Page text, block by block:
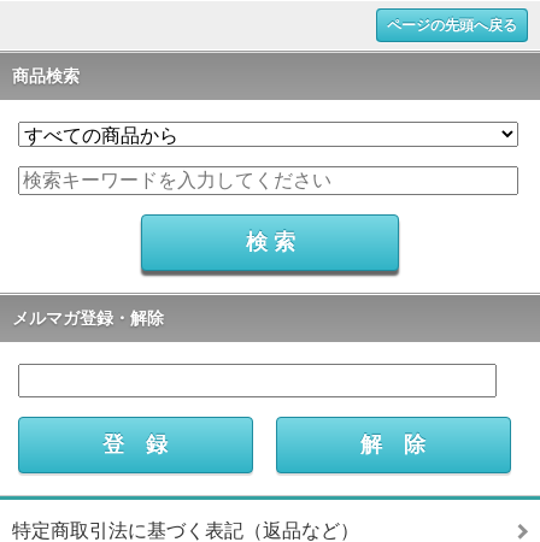
ページの先頭へ戻る
商品検索
メルマガ登録・解除
特定商取引法に基づく表記（返品など）